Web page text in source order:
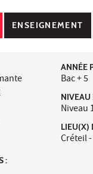
ENSEIGNEMENT
:
ANNÉE
Bac + 5
NIVEAU
Niveau
LIEU(X)
Créteil